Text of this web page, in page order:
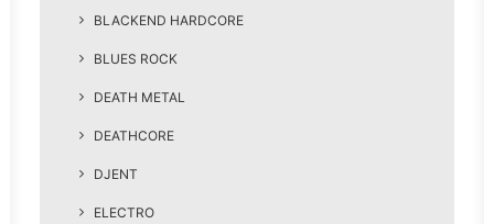
BLACKEND HARDCORE
BLUES ROCK
DEATH METAL
DEATHCORE
DJENT
ELECTRO